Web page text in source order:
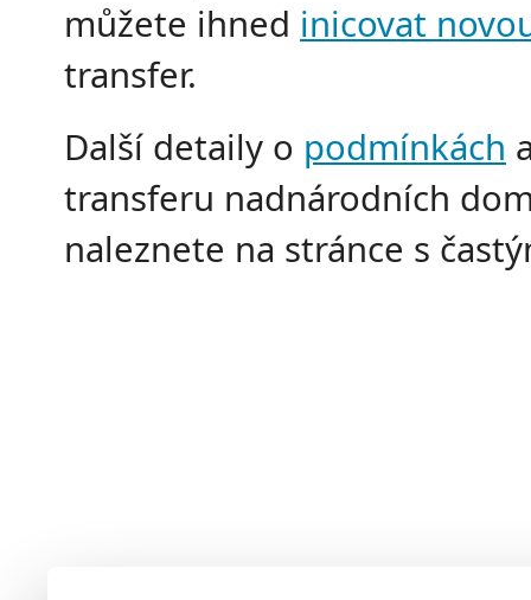
můžete ihned inicovat
transfer.
Další detaily o podmínkách
transferu nadnárodních
naleznete na stránce s